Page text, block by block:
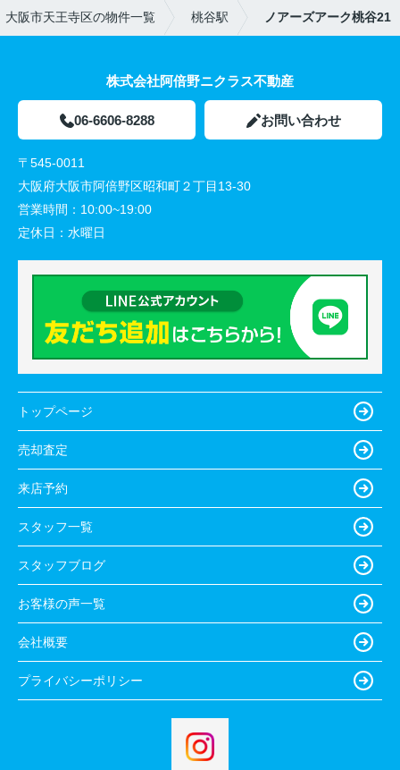
大阪市天王寺区の物件一覧 桃谷駅 ノアーズアーク桃谷21
株式会社阿倍野ニクラス不動産
06-6606-8288 お問い合わせ
〒545-0011
大阪府大阪市阿倍野区昭和町２丁目13-30
営業時間： 10:00~19:00
定休日： 水曜日
トップページ
売却査定
来店予約
スタッフ一覧
スタッフブログ
お客様の声一覧
会社概要
プライバシーポリシー